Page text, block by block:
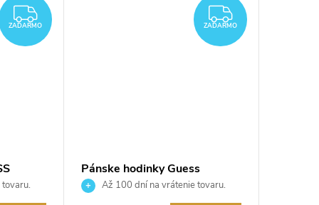
ZADARMO
ZADARMO
ZADARMO
ZADARMO
Pánske hodinky Guess
GW0330G2
Až 100 dní na vrátenie tovaru.
Autorizovaný predajca.